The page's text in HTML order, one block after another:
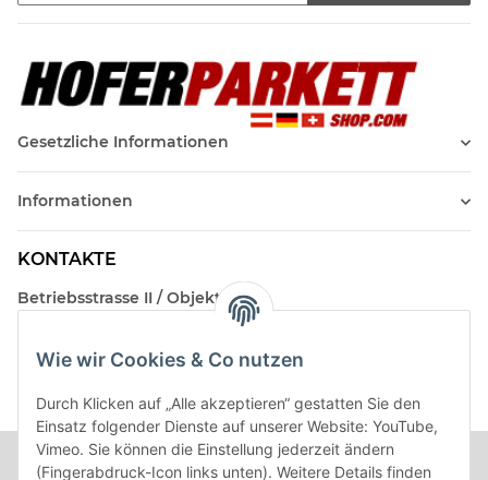
Wie wir Cookies & Co nutzen
Durch Klicken auf „Alle akzeptieren“ gestatten Sie den
Einsatz folgender Dienste auf unserer Website: YouTube,
Vimeo. Sie können die Einstellung jederzeit ändern
(Fingerabdruck-Icon links unten). Weitere Details finden
Gesetzliche Informationen
Informationen
KONTAKTE
Betriebsstrasse II / Objekt 17
Kontakt